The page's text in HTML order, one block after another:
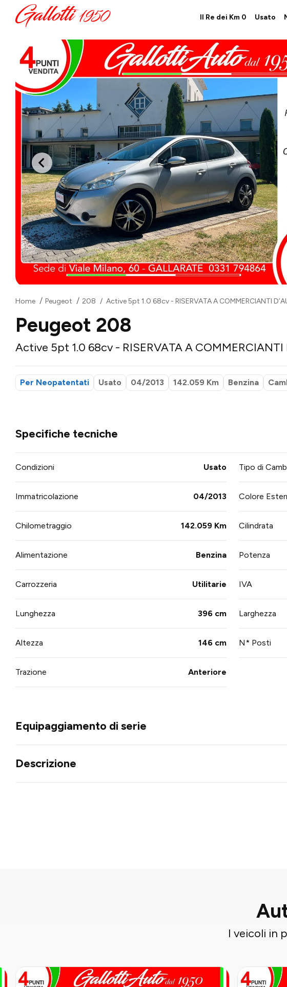
Il Re dei Km 0 Usato
Home Peugeot 208 Active 5pt 1.0 68cv - RISERVATA A COMMERCIANTI
Peugeot 208
Active 5pt 1.0 68cv - RISERVATA A COMMERCIANTI
Per Neopatentati Usato 04/2013 142.059 Km Benzina
Specifiche tecniche
Condizioni Usato Tipo di
Immatricolazione 04/2013 Colore
Chilometraggio 142.059 Km Cilindrata
Alimentazione Benzina Potenza
Carrozzeria Utilitarie IVA
Lunghezza 396 cm Larghezza
Altezza 146 cm N* Posti
Trazione Anteriore
Equipaggiamento di serie
Descrizione
I veicoli in